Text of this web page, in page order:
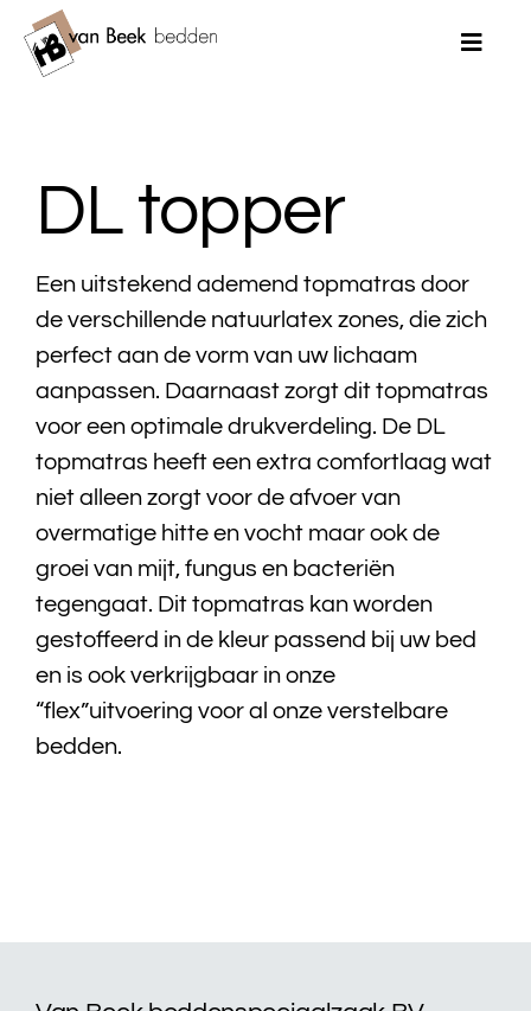
naar
Toggle
Merken
Matrassen
Topmatrassen
Dekbedden
Bedtextiel
Badtextiel
Acties
DL topper
Een uitstekend ademend topmatras door
de verschillende natuurlatex zones, die zich
perfect aan de vorm van uw lichaam
aanpassen. Daarnaast zorgt dit topmatras
voor een optimale drukverdeling. De DL
topmatras heeft een extra comfortlaag wat
niet alleen zorgt voor de afvoer van
overmatige hitte en vocht maar ook de
groei van mijt, fungus en bacteriën
tegengaat. Dit topmatras kan worden
gestoffeerd in de kleur passend bij uw bed
en is ook verkrijgbaar in onze
“flex”uitvoering voor al onze verstelbare
bedden.